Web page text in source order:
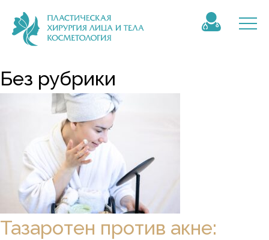
Без рубрики
Тазаротен против акне: